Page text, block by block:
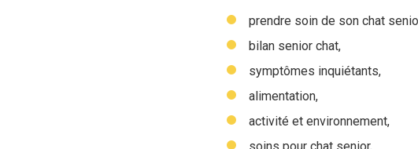
prendre soin de son chat
bilan senior chat,
symptômes inquiétants,
alimentation,
activité et environnement,